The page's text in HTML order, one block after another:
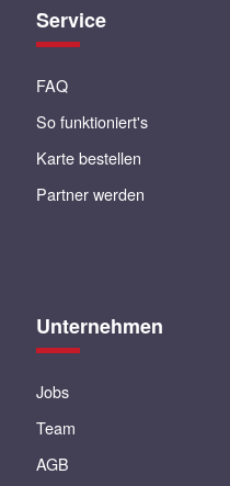
Service
FAQ
So funktioniert's
Karte bestellen
Partner werden
Unternehmen
Jobs
Team
AGB